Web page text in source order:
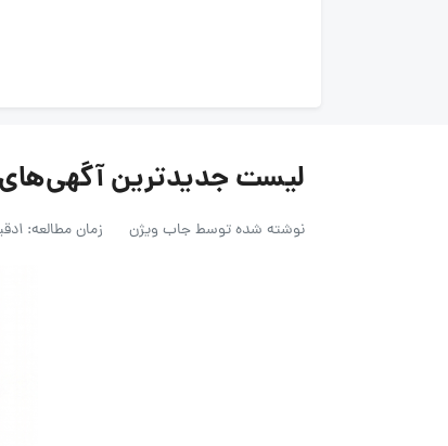
لیست جدیدترین آگهی‌های
نوشته شده توسطجاب ویژن زمان مطالعه: 1دقیقه